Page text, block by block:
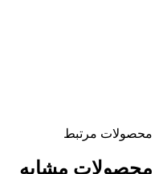
محصولات مرتبط
محصولات مشابه